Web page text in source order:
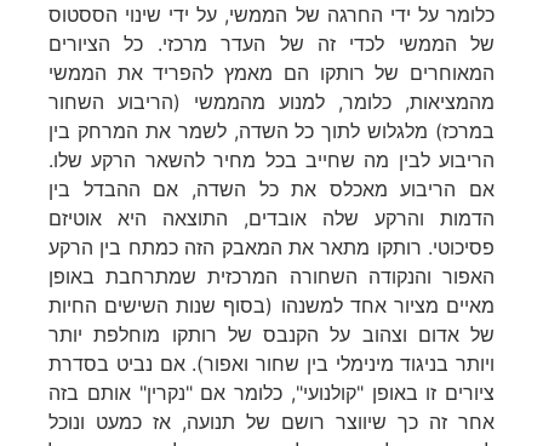
כלומר על ידי החרגה של הממשי, על ידי שינוי הססטוס
של הממשי לכדי זה של העדר מרכזי. כל הציורים
המאוחרים של רותקו הם מאמץ להפריד את הממשי
מהמציאות, כלומר, למנוע מהממשי (הריבוע השחור
במרכז) מלגלוש לתוך כל השדה, לשמר את המרחק בין
הריבוע לבין מה שחייב בכל מחיר להשאר הרקע שלו.
אם הריבוע מאכלס את כל השדה, אם ההבדל בין
הדמות והרקע שלה אובדים, התוצאה היא אוטיזם
פסיכוטי. רותקו מתאר את המאבק הזה כמתח בין הרקע
האפור והנקודה השחורה המרכזית שמתרחבת באופן
מאיים מציור אחד למשנהו (בסוף שנות השישים החיות
של אדום וצהוב על הקנבס של רותקו מוחלפת יותר
ויותר בניגוד מינימלי בין שחור ואפור). אם נביט בסדרת
ציורים זו באופן "קולנועי", כלומר אם "נקרין" אותם בזה
אחר זה כך שיווצר רושם של תנועה, אז כמעט ונוכל